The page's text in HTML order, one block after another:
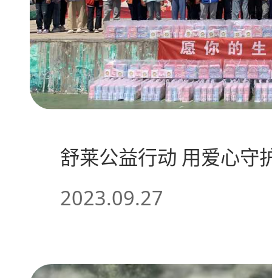
舒莱公益行动 用爱心守
2023.09.27